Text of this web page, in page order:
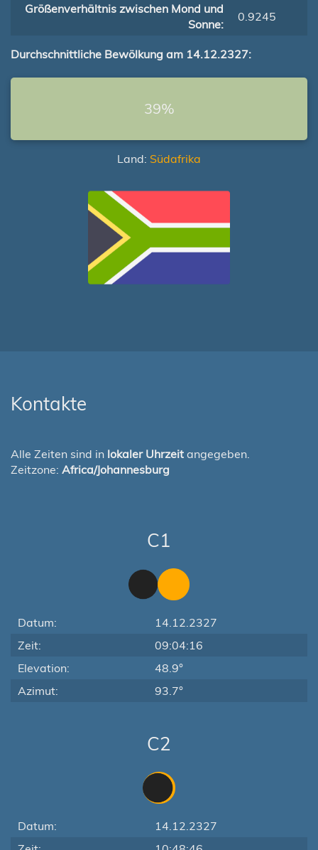
Größenverhältnis zwischen Mond und
Sonne:
0.9245
Durchschnittliche Bewölkung am 14.12.2327:
39%
Land: Südafrika
Kontakte
Alle Zeiten sind in lokaler Uhrzeit angegeben.
Zeitzone: Africa/Johannesburg
C1
Datum:
14.12.2327
Zeit:
09:04:16
Elevation:
48.9°
Azimut:
93.7°
C2
Datum:
14.12.2327